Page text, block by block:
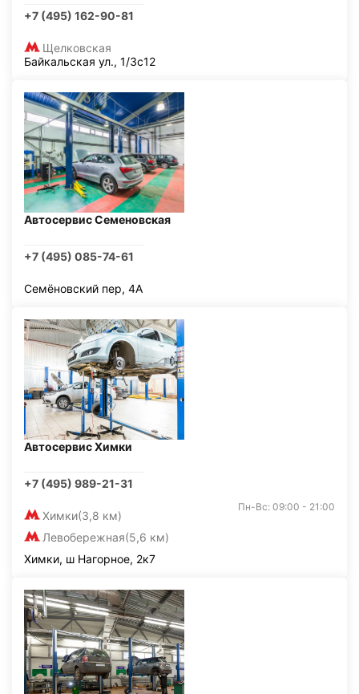
+7 (495) 162-90-81
Щелковская
Байкальская ул., 1/3с12
Автосервис Семеновская
+7 (495) 085-74-61
Семёновский пер, 4А
Автосервис Химки
+7 (495) 989-21-31
Химки(3,8 км)
Левобережная(5,6 км)
Пн-Вс: 09:00 - 21:00
Химки, ш Нагорное, 2к7